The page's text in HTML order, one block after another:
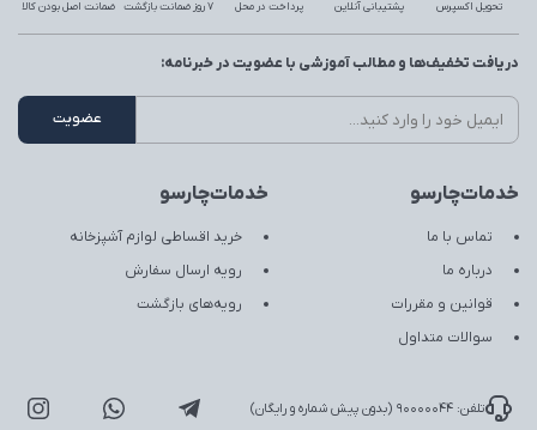
تحویل اکسپرس پشتیبانی آنلاین پرداخت در محل 7 روز ضمانت بازگشت ضمانت اصل بودن کالا
خدمات‌چارسو
تماس با ما
درباره ما
قوانین و مقررات
سوالات متداول
خدمات‌چارسو
خرید اقساطی لوازم آشپزخانه
رویه ارسال سفارش
رویه‌های بازگشت
دریافت تخفیف‌ها و مطالب آموزشی با عضویت در خبرنامه:
تلفن: 90000044 (بدون پیش شماره و رایگان)